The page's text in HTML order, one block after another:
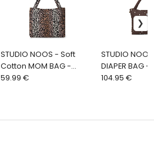
STUDIO NOOS - Soft
Cotton MOM BAG -
prebaľovacia taška |
59.99 €
STUDIO
DIAPER BAG -
prebaľovacia
104.95 €